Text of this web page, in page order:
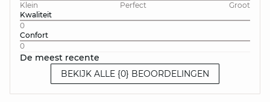
Klein
Perfect
Groot
Kwaliteit
0
Confort
0
De meest recente
BEKIJK ALLE {0} BEOORDELINGEN